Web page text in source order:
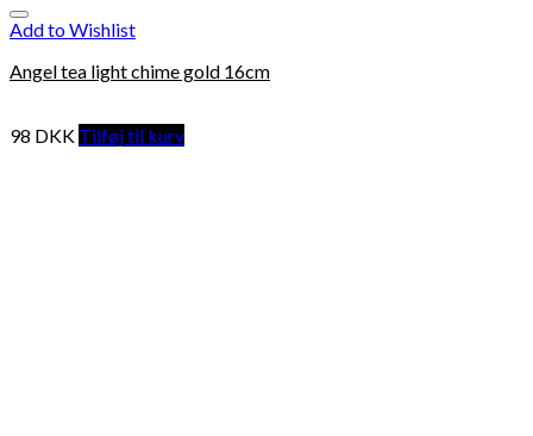
Add to Wishlist
Angel tea light chime gold 16cm
98 DKK Tilføj til kurv